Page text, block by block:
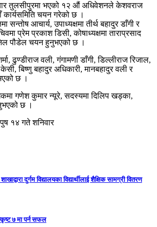
तुलसीपुरमा भएको १२ औं अधिवेशनले केशवराज
कार्यसमिति चयन गरेको छ ।
सन्तोष आचार्य, उपाध्यक्षमा तीर्थ बहादुर डाँगी र
प्रेम प्रकाश डिसी, कोषाध्यक्षमा ताराप्रसाद
पौडेल चयन हुनुभएको छ ।
ढुण्डीराज वली, गंगामणी डाँगी, डिल्लीराज रिजाल,
बिष्णु बहादुर अधिकारी, मानबहादुर वली र
छ ।
गणेश कुमार न्यूरे, सदस्यमा दिलिप खड्का,
छ ।
१४ गते शनिवार
दुर्गम विद्यालयका विद्यार्थीलाई शैक्षिक सामग्री वितरण
७ मा पर्न सफल